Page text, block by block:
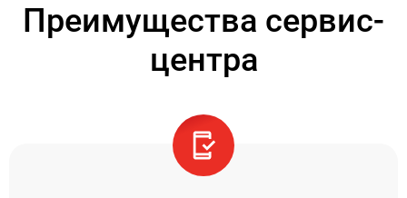
Преимущества сервис-
центра